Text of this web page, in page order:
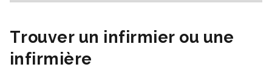
Trouver un infirmier ou une
infirmière